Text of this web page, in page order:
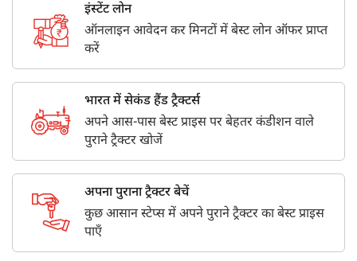
इंस्टेंट लोन
ऑनलाइन आवेदन कर मिनटों में बेस्ट लोन ऑफर प्राप्त
करें
भारत में सेकंड हैंड ट्रैक्टर्स
अपने आस-पास बेस्ट प्राइस पर बेहतर कंडीशन वाले
पुराने ट्रैक्टर खोजें
अपना पुराना ट्रैक्टर बेचें
कुछ आसान स्टेप्स में अपने पुराने ट्रैक्टर का बेस्ट प्राइस
पाएँ